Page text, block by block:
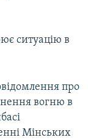
ситуацію в
про
вогню в
Мінських